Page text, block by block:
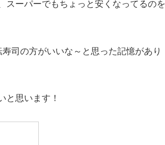
スーパーでもちょっと安くなってるのを
司の方がいいな～と思った記憶があり
と思います！